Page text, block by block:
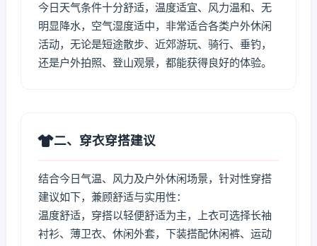
今日天气条件十分舒适，温度适宜、风力温和、无
明显降水，空气湿度适中，非常适合各类户外休闲
活动，无论是短途散步、近郊游玩、骑行、垂钓，
还是户外拍照、登山观景，都能获得良好的体验。
二、穿衣穿搭建议
结合今日气温、风力及户外休闲场景，针对性穿搭
建议如下，兼顾舒适与实用性：
温度舒适，穿搭以轻便舒适为主，上衣可选择长袖
衬衫、薄卫衣、休闲外套，下装搭配休闲裤、运动